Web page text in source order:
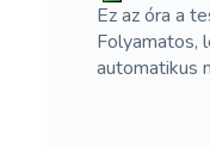
Ez az óra a
Folyamatos,
automatikus